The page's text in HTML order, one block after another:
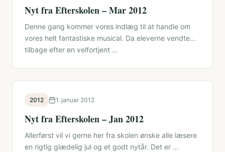
Nyt fra Efterskolen – Mar 2012
Denne gang kommer vores indlæg til at handle om
vores helt fantastiske musical. Da eleverne vendte
tilbage efter en velfortjent …
2012 1. januar 2012
Nyt fra Efterskolen – Jan 2012
Allerførst vil vi gerne her fra skolen ønske alle læsere
en rigtig glædelig jul og et godt nytår. Det er …